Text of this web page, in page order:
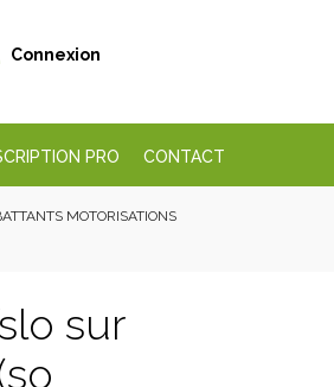
Connexion
PRO CONTACT
MOTORISATIONS
sur